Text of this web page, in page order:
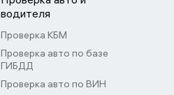
водителя
Проверка КБМ
Проверка авто по базе
ГИБДД
Проверка авто по ВИН